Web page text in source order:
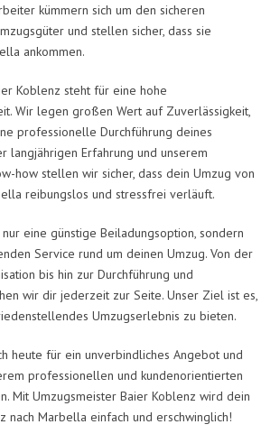
kümmern sich um den sicheren
und stellen sicher, dass sie
ankommen.
Koblenz steht für eine hohe
Wir legen großen Wert auf Zuverlässigkeit,
professionelle Durchführung deines
langjährigen Erfahrung und unserem
how stellen wir sicher, dass dein Umzug von
reibungslos und stressfrei verläuft.
eine günstige Beiladungsoption, sondern
Service rund um deinen Umzug. Von der
bis hin zur Durchführung und
wir dir jederzeit zur Seite. Unser Ziel ist es,
Umzugserlebnis zu bieten.
heute für ein unverbindliches Angebot und
professionellen und kundenorientierten
Mit Umzugsmeister Baier Koblenz wird dein
nach Marbella einfach und erschwinglich!